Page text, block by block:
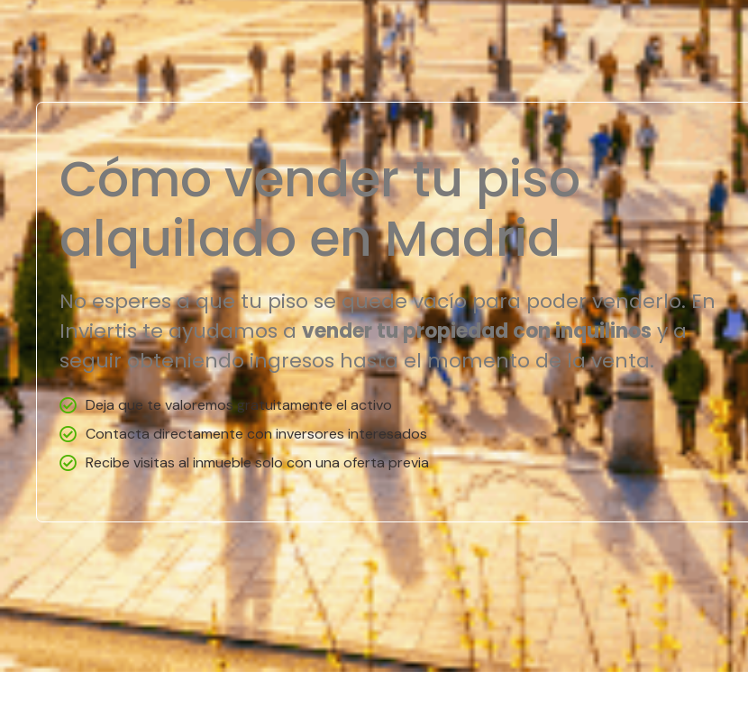
Cómo vender tu piso
alquilado en Madrid
No esperes a que tu piso se quede vacío para poder venderlo. En
Inviertis te ayudamos avender tu propiedad con inquilinosy a
seguir obteniendo ingresos hasta el momento de la venta.
Deja que te valoremos gratuitamente el activo
Contacta directamente con inversores interesados
Recibe visitas al inmueble solo con una oferta previa